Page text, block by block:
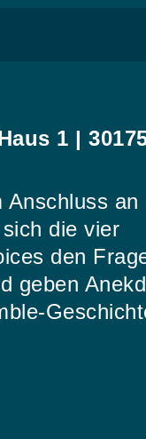
1 |
an
die vier
den
geben